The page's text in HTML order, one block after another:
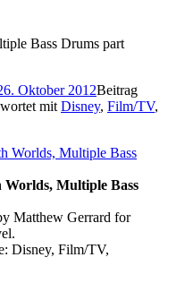
Bass Drums part
Oktober 2012Beitrag
mit Disney, Film/TV,
Worlds, Multiple Bass
Matthew Gerrard for
Disney, Film/TV,